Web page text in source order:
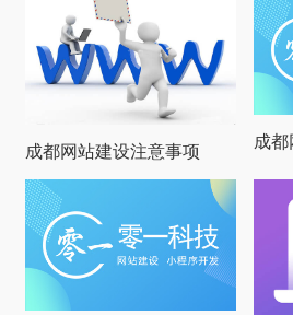
成都网站建设注意事项